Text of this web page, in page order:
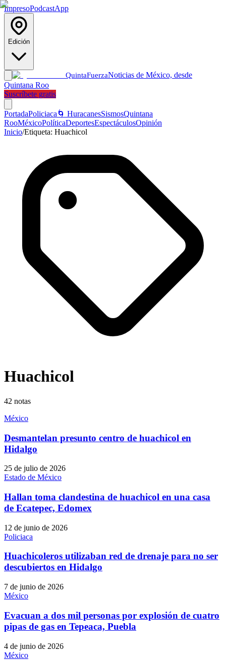
ImpresoPodcastApp
Edición
QuintaFuerzaNoticias de México, desde
Quintana Roo
Suscríbete gratis
PortadaPoliciaca 🌀 HuracanesSismosQuintana
RooMéxicoPolíticaDeportesEspectáculosOpinión
Inicio/Etiqueta: Huachicol
Huachicol
42 notas
México
Desmantelan presunto centro de huachicol en
Hidalgo
25 de julio de 2026
Estado de México
Hallan toma clandestina de huachicol en una casa
de Ecatepec, Edomex
12 de junio de 2026
Policiaca
Huachicoleros utilizaban red de drenaje para no ser
descubiertos en Hidalgo
7 de junio de 2026
México
Evacuan a dos mil personas por explosión de cuatro
pipas de gas en Tepeaca, Puebla
4 de junio de 2026
México